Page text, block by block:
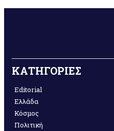
ΚΑΤΗΓΟΡΙΕΣ
Editorial
Ελλάδα
Κόσμος
Πολιτική